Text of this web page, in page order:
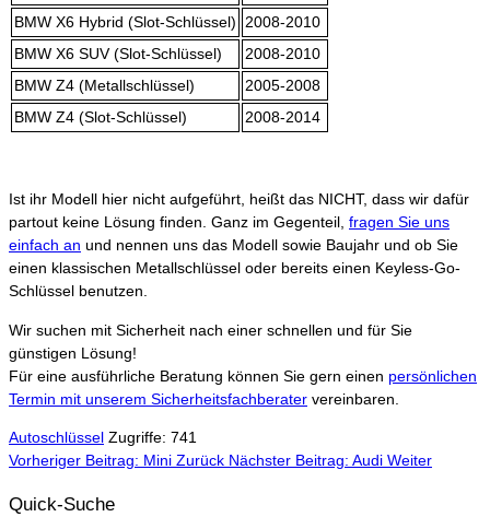
BMW X6 Hybrid (Slot-Schlüssel)
2008-2010
BMW X6 SUV (Slot-Schlüssel)
2008-2010
BMW Z4 (Metallschlüssel)
2005-2008
BMW Z4 (Slot-Schlüssel)
2008-2014
Ist ihr Modell hier nicht aufgeführt, heißt das NICHT, dass wir dafür
partout keine Lösung finden. Ganz im Gegenteil, fragen Sie uns
einfach an und nennen uns das Modell sowie Baujahr und ob Sie
einen klassischen Metallschlüssel oder bereits einen Keyless-Go-
Schlüssel benutzen.
Wir suchen mit Sicherheit nach einer schnellen und für Sie
günstigen Lösung!
Für eine ausführliche Beratung können Sie gern einen persönlichen
Termin mit unserem Sicherheitsfachberater vereinbaren.
Autoschlüssel Zugriffe: 741
Vorheriger Beitrag: Mini Zurück Nächster Beitrag: Audi Weiter
Quick-Suche